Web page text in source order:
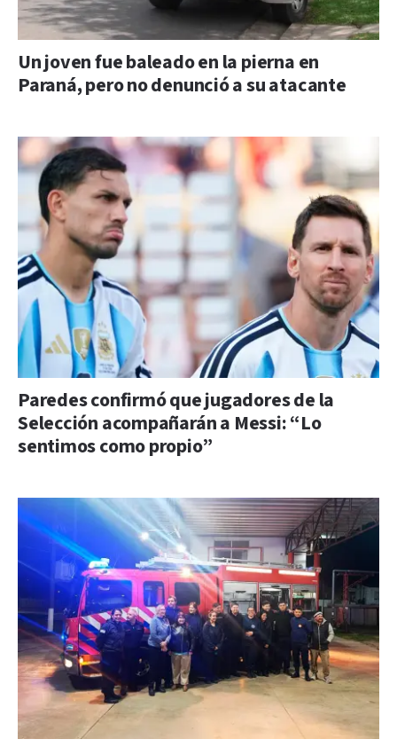
Un joven fue baleado en la pierna en
Paraná, pero no denunció a su atacante
Paredes confirmó que jugadores de la
Selección acompañarán a Messi: “Lo
sentimos como propio”